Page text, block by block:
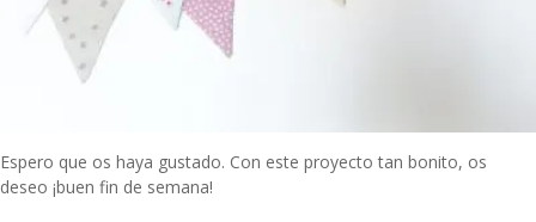
Espero que os haya gustado. Con este proyecto tan bonito, os
deseo ¡buen fin de semana!